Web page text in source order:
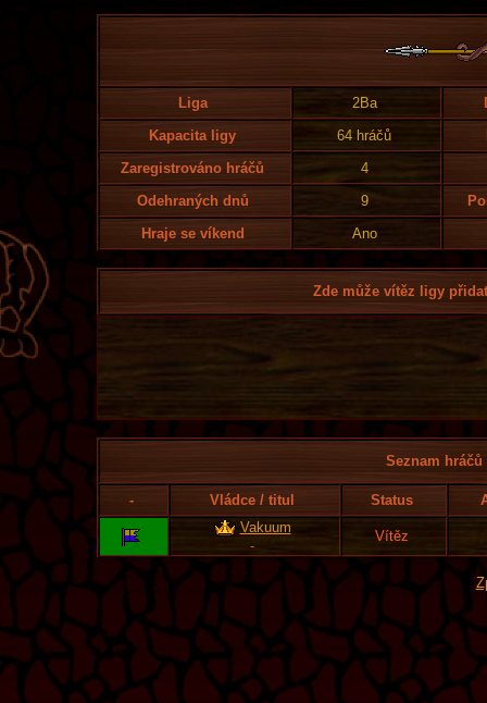
Liga 2Ba
Kapacita ligy
64 hráčů
Zaregistrováno hráčů
4
Odehraných dnů
9
Hraje se víkend
Ano
Zde může vítěz ligy
Seznam
- Vládce / titul Status
Vakuum
-
Vítěz